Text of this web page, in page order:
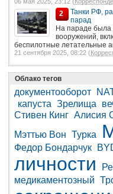
2
Танки РФ,
парад
На параде была
вооружений,
беспилотные летательные
21 сентября 2025, 08:22 (
Облако тегов
документооборот
капуста Зрелища
Стивен Кинг Алисия
Мэттью Вон Турка
Федор Бондарчук
личности
медикаментозный